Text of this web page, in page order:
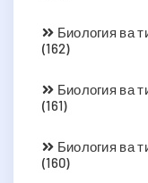
Биология ва
(162)
Биология ва
(161)
Биология ва
(160)